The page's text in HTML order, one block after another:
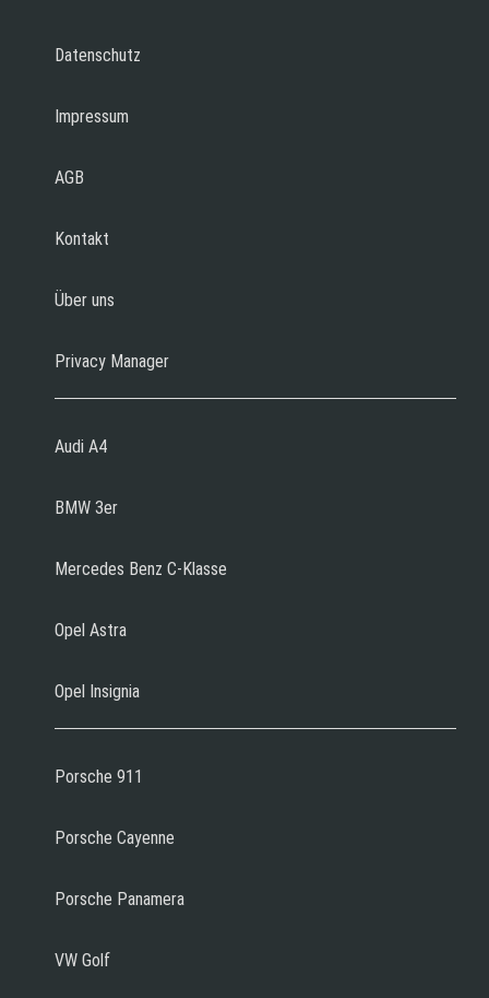
Datenschutz
Impressum
AGB
Kontakt
Über uns
Privacy Manager
Audi A4
BMW 3er
Mercedes Benz C-Klasse
Opel Astra
Opel Insignia
Porsche 911
Porsche Cayenne
Porsche Panamera
VW Golf